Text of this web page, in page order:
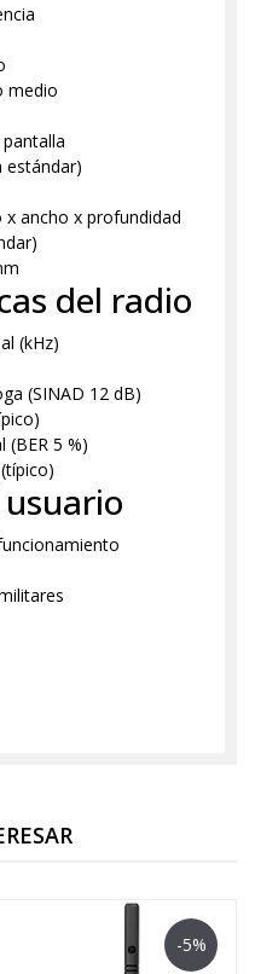
medio
estándar)
ancho x profundidad
del radio
(kHz)
(SINAD 12 dB)
(BER 5 %)
-5%